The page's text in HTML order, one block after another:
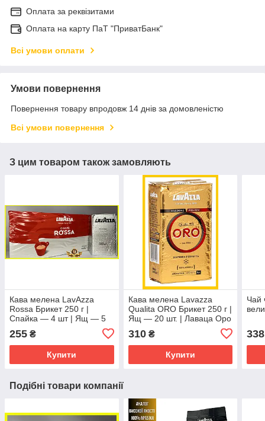
Оплата за реквізитами
Оплата на карту ПаТ "ПриватБанк"
Всі умови оплати
Умови повернення
Повернення товару впродовж 14 днів за домовленістю
Всі умови повернення
З цим товаром також замовляють
Кава мелена LavAzza
Rossa Брикет 250 г |
Спайка — 4 шт | Ящ — 5
мелена брикет
255 ₴
Купити
Кава мелена Lavazza
Qualita ORO Брикет 250 г |
Ящ — 20 шт. | Лаваца Оро
310₴
Купити
Чай
338
Подібні товари компанії